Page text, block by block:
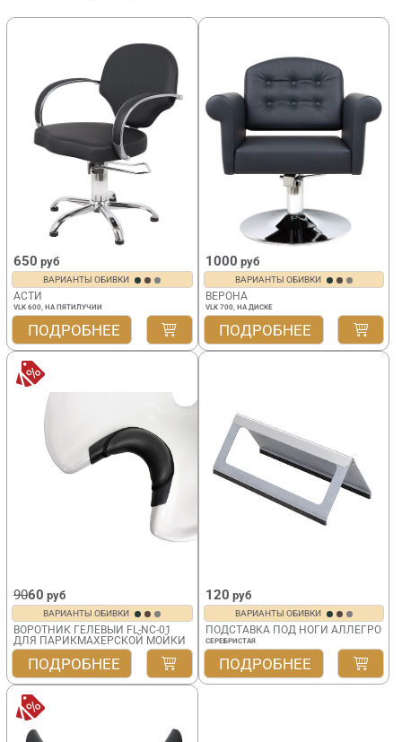
650 руб
ВАРИАНТЫ ОБИВКИ
АСТИ
VLK 600, НА ПЯТИЛУЧИИ
ПОДРОБНЕЕ
1000 руб
ВАРИАНТЫ ОБИВКИ
ВЕРОНА
VLK 700, НА ДИСКЕ
ПОДРОБНЕЕ
9060 руб
ВАРИАНТЫ ОБИВКИ
ВОРОТНИК ГЕЛЕВЫЙ FL-NC-01
ДЛЯ ПАРИКМАХЕРСКОЙ МОЙКИ
ПОДРОБНЕЕ
120 руб
ВАРИАНТЫ ОБИВКИ
ПОДСТАВКА ПОД НОГИ АЛЛЕГРО
СЕРЕБРИСТАЯ
ПОДРОБНЕЕ